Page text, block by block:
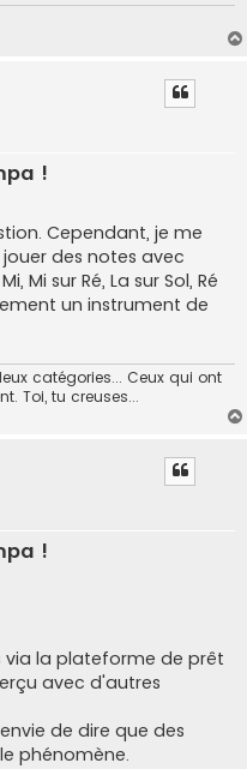
!
Cependant, je me
des notes avec
Mi sur Ré, La sur Sol, Ré
un instrument de
catégories... Ceux qui ont
Toi, tu creuses...
!
via la plateforme de prêt
avec d'autres
de dire que des
phénomène.